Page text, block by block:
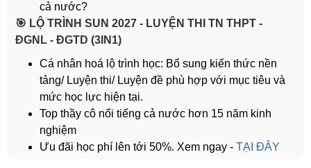
cả nước?
️🎯 LỘ TRÌNH SUN 2027 - LUYỆN THI TN THPT -
ĐGNL - ĐGTD (3IN1)
Cá nhân hoá lộ trình học: Bổ sung kiến thức nền
tảng/ Luyện thi/ Luyện đề phù hợp với mục tiêu và
mức học lực hiện tại.
Top thầy cô nổi tiếng cả nước hơn 15 năm kinh
nghiệm
Ưu đãi học phí lên tới 50%. Xem ngay - TẠI ĐÂY